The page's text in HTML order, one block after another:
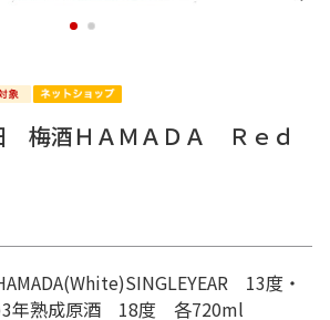
1 2
梅酒ＨＡＭＡＤＡ Ｒｅｄ
13度・
年熟成原酒 18度 各720ml